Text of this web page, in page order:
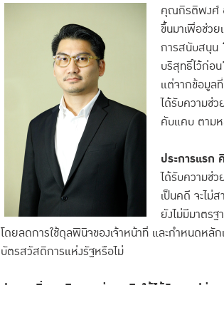
คุณกิรติพงศ์
ขึ้นมาเพื่อช่วย
การสนับสนุน
บริสุทธิ์ไว้ก่อ
แต่จากข้อมูล
ได้รับความช่
คับแคบ ตามห
ประการแรก
ได้รับความช่
เป็นคดี จะไม่
ยังไม่มีมาตร
โดยลดการใช้ดุลพินิจของเจ้าหน้าที่ และกำหนดหลั
บัตรสวัสดิการแห่งรัฐหรือไม่
ประการที่สอง คือ การช่วยเหลือให้ได้รับการปล่